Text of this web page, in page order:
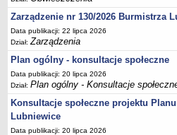
Środowiskowy Dom Samopomocy
MAJĄTEK I FINANSE
Budżet Gminy
Majątek Gminy
Sprawozdania z wykonania budżetu -
Sprawozdania z wykonania budżetu
Zarządzenie nr 130/2026 Burmistrza
Data publikacji: 22 lipca 2026
Dział:Zarządzenia
Plan ogólny - konsultacje społeczne
Data publikacji: 20 lipca 2026
Dział:Plan ogólny - Konsultacje
Konsultacje społeczne projektu
Lubniewice
Data publikacji: 20 lipca 2026